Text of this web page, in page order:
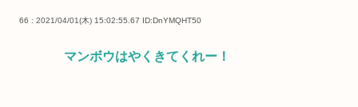
66 : 2021/04/01(木) 15:02:55.67 ID:DnYMQHT50
マンボウはやくきてくれー！